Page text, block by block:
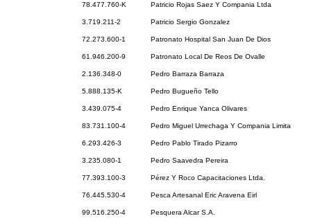
78.477.760-K Patricio Rojas Saez Y Compania Ltda
3.719.211-2 Patricio Sergio Gonzalez
72.273.600-1 Patronato Hospital San Juan De Dios
61.946.200-9 Patronato Local De Reos De Ovalle
2.136.348-0 Pedro Barraza Barraza
5.888.135-K Pedro Bugueño Tello
3.439.075-4 Pedro Enrique Yanca Olivares
83.731.100-4 Pedro Miguel Urrechaga Y Compania Limita
6.293.426-3 Pedro Pablo Tirado Pizarro
3.235.080-1 Pedro Saavedra Pereira
77.393.100-3 Pérez Y Roco Capacitaciones Ltda.
76.445.530-4 Pesca Artesanal Eric Aravena Eirl
99.516.250-4 Pesquera Alcar S.A.